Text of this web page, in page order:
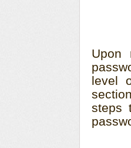
Upon
level
steps